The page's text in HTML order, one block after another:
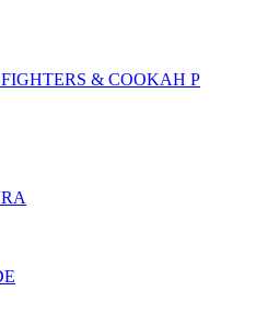
& COOKAH P